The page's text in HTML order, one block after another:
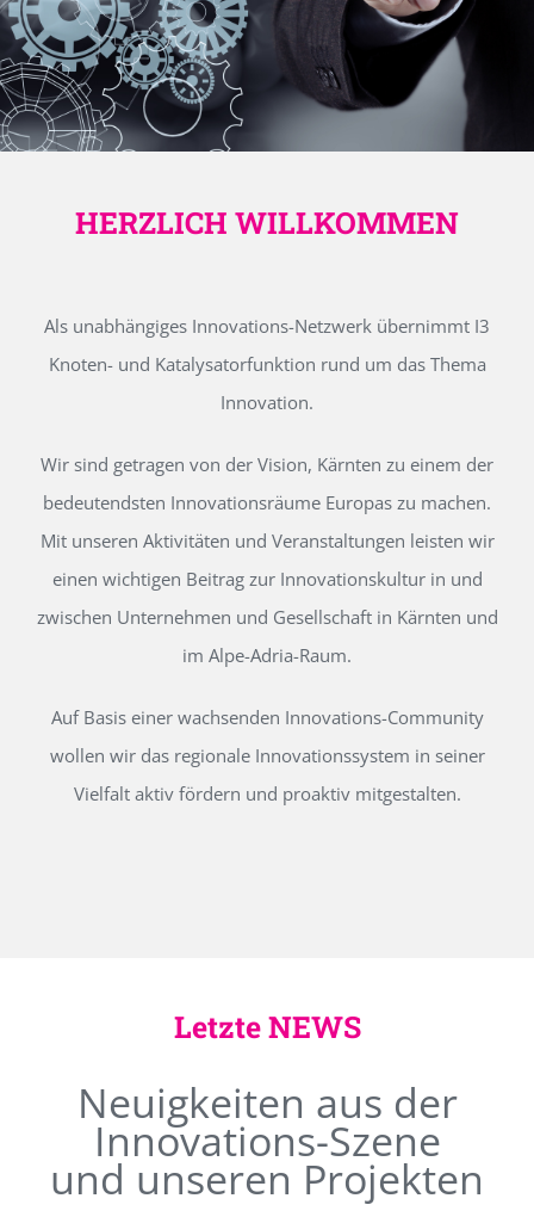
HERZLICH WILLKOMMEN
Als unabhängiges Innovations-Netzwerk übernimmt I3
Knoten- und Katalysatorfunktion rund um das Thema
Innovation.
Wir sind getragen von der Vision, Kärnten zu einem der
bedeutendsten Innovationsräume Europas zu machen.
Mit unseren Aktivitäten und Veranstaltungen leisten wir
einen wichtigen Beitrag zur Innovationskultur in und
zwischen Unternehmen und Gesellschaft in Kärnten und
im Alpe-Adria-Raum.
Auf Basis einer wachsenden Innovations-Community
wollen wir das regionale Innovationssystem in seiner
Vielfalt aktiv fördern und proaktiv mitgestalten.
Letzte NEWS
Neuigkeiten aus der
Innovations-Szene
und unseren Projekten